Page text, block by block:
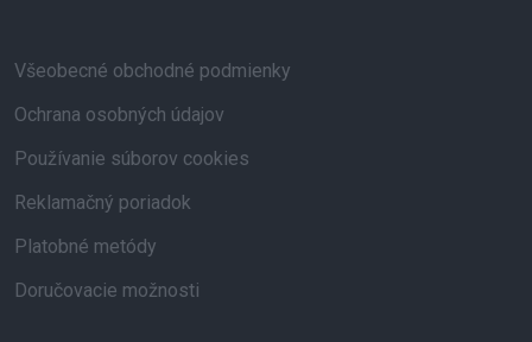
Všeobecné obchodné podmienky
Ochrana osobných údajov
Používanie súborov cookies
Reklamačný poriadok
Platobné metódy
Doručovacie možnosti